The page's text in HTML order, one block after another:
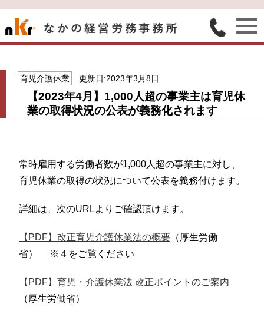
育児介護休業 更新日:2023年3月8日
【2023年4月】1,000人超の事業主は育児休
業の取得状況の公表が義務化されます
常時雇用する労働者数が1,000人超の事業主に対し、
育児休業の取得の状況について公表を義務付けます。
詳細は、次のURLよりご確認頂けます。
【PDF】改正育児介護休業法の概要 （厚生労働
省） ※４をご覧ください
【PDF】育児・介護休業法 改正ポイントのご案内
（厚生労働省）